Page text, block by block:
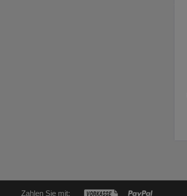
Zahlen Sie mit: